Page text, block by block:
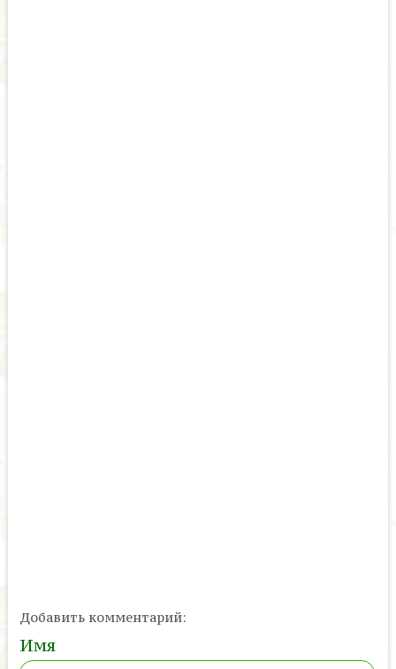
Добавить комментарий:
Имя